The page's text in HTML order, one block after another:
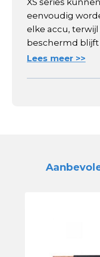
XS series
eenvoudig
elke accu,
beschermd blijft
Lees meer >>